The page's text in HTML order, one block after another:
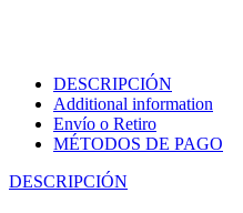
DESCRIPCIÓN
Additional information
Envío o Retiro
MÉTODOS DE PAGO
DESCRIPCIÓN